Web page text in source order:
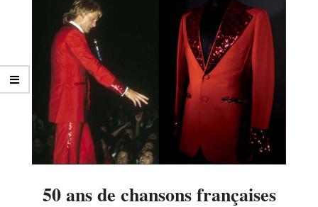
50 ans de chansons françaises